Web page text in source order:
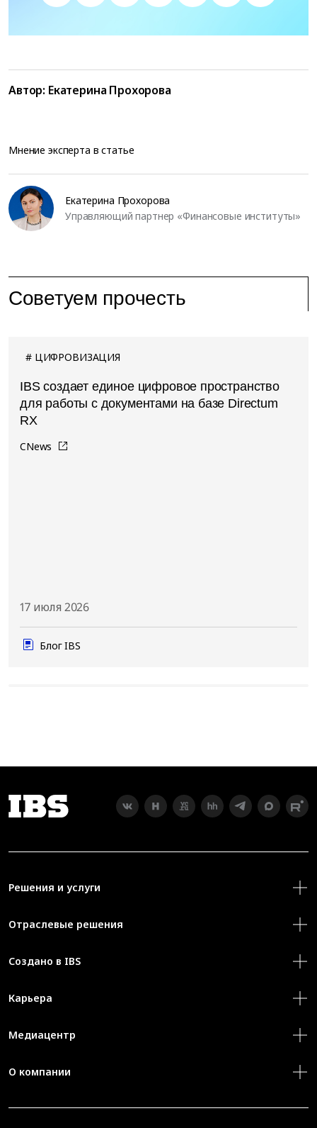
Автор: Екатерина Прохорова
Мнение эксперта в статье
Екатерина Прохорова
Управляющий партнер «Финансовые институты»
Советуем прочесть
ЦИФРОВИЗАЦИЯ
IBS создает единое цифровое пространство
для работы с документами на базе Directum
RX
CNews
17 июля 2026
Блог IBS
Решения и услуги
Отраслевые решения
Создано в IBS
Карьера
Медиацентр
О компании